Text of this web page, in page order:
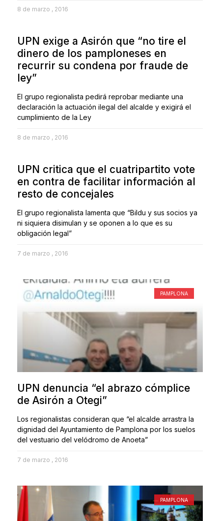
8 de marzo , 2016
UPN exige a Asirón que “no tire el
dinero de los pamploneses en
recurrir su condena por fraude de
ley”
El grupo regionalista pedirá reprobar mediante una
declaración la actuación ilegal del alcalde y exigirá el
cumplimiento de la Ley
8 de marzo , 2016
UPN critica que el cuatripartito vote
en contra de facilitar información al
resto de concejales
El grupo regionalista lamenta que “Bildu y sus socios ya
ni siquiera disimulan y se oponen a lo que es su
obligación legal”
7 de marzo , 2016
PAMPLONA
UPN denuncia “el abrazo cómplice
de Asirón a Otegi”
Los regionalistas consideran que “el alcalde arrastra la
dignidad del Ayuntamiento de Pamplona por los suelos
del vestuario del velódromo de Anoeta”
7 de marzo , 2016
PAMPLONA